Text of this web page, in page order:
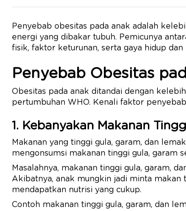
Penyebab obesitas pada anak adalah
energi yang dibakar tubuh. Pemicunya
fisik, faktor keturunan, serta gaya hidup
Penyebab Obesitas
Obesitas pada anak ditandai dengan
pertumbuhan WHO. Kenali faktor
1. Kebanyakan Makanan
Makanan yang tinggi gula, garam, dan
mengonsumsi makanan tinggi gula, garam
Masalahnya, makanan tinggi gula, garam,
Akibatnya, anak mungkin jadi minta
mendapatkan nutrisi yang cukup.
Contoh makanan tinggi gula, garam, dan